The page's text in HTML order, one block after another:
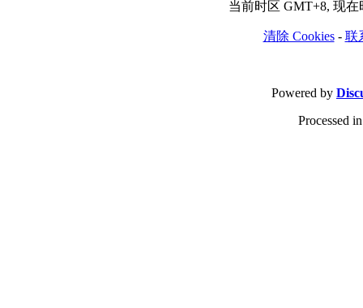
当前时区 GMT+8, 现在
清除 Cookies- 联
Powered by
Processed